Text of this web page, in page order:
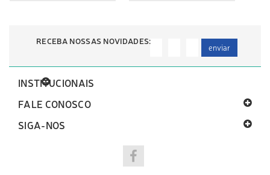
RECEBA NOSSAS NOVIDADES:
enviar
INSTITUCIONAIS
FALE CONOSCO
SIGA-NOS